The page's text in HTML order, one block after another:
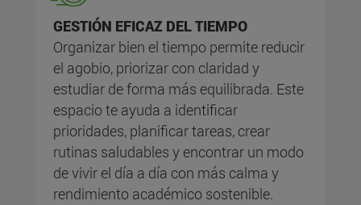
GESTIÓN EFICAZ DEL TIEMPO
Organizar bien el tiempo permite reducir
el agobio, priorizar con claridad y
estudiar de forma más equilibrada. Este
espacio te ayuda a identificar
prioridades, planificar tareas, crear
rutinas saludables y encontrar un modo
de vivir el día a día con más calma y
rendimiento académico sostenible.